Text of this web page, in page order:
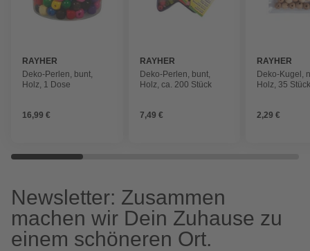
RAYHER
Deko-Perlen, bunt,
Holz, 1 Dose
16,99 €
RAYHER
Deko-Perlen, bunt,
Holz, ca. 200 Stück
7,49 €
RAYHER
Deko-Kugel,
Holz, 35
2,29 €
Newsletter: Zusammen
machen wir Dein Zuhause zu
einem schöneren Ort.